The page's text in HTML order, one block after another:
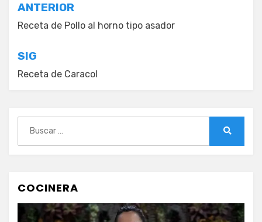
Navegación
de
entradas
ANTERIOR
Receta de Pollo al horno tipo asador
SIG
Receta de Caracol
COCINERA